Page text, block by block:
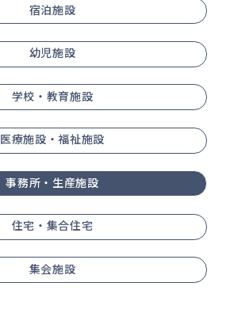
宿泊施設
幼児施設
学校・教育施設
医療施設・福祉施設
事務所・生産施設
住宅・集合住宅
集会施設